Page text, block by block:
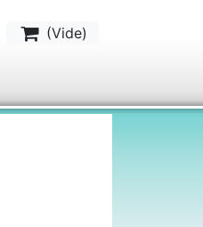
(Vide)